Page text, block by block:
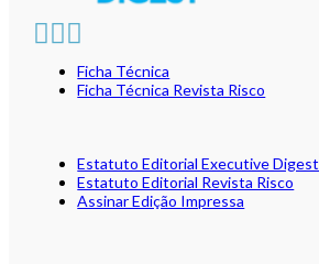
Ficha Técnica
Ficha Técnica Revista Risco
Estatuto Editorial Executive Digest
Estatuto Editorial Revista Risco
Assinar Edição Impressa